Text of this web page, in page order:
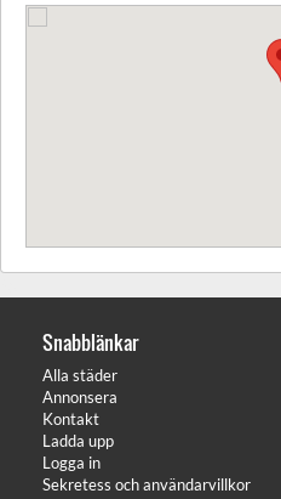
Snabblänkar
Alla städer
Annonsera
Kontakt
Ladda upp
Logga in
Sekretess och användarvillkor